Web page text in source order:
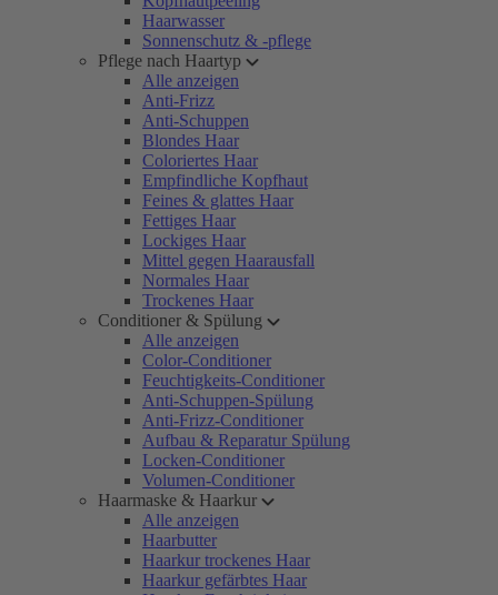
Haarwasser
Sonnenschutz & -pflege
Pflege nach Haartyp
Alle anzeigen
Anti-Frizz
Anti-Schuppen
Blondes Haar
Coloriertes Haar
Empfindliche Kopfhaut
Feines & glattes Haar
Fettiges Haar
Lockiges Haar
Mittel gegen Haarausfall
Normales Haar
Trockenes Haar
Conditioner & Spülung
Alle anzeigen
Color-Conditioner
Feuchtigkeits-Conditioner
Anti-Schuppen-Spülung
Anti-Frizz-Conditioner
Aufbau & Reparatur Spülung
Locken-Conditioner
Volumen-Conditioner
Haarmaske & Haarkur
Alle anzeigen
Haarbutter
Haarkur trockenes Haar
Haarkur gefärbtes Haar